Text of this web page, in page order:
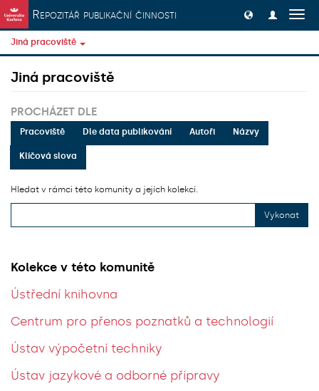
Přeskočit na obsah
Repozitář publikační činnosti
Jiná pracoviště
Jiná pracoviště
PROCHÁZET DLE
Pracoviště Dle data publikování Autoři Názvy
Klíčová slova
Hledat v rámci této komunity a jejích kolekcí.
Vykonat
Kolekce v této komunitě
Ústřední knihovna
Centrum pro přenos poznatků a technologií
Ústav výpočetní techniky
Ústav jazykové a odborné přípravy